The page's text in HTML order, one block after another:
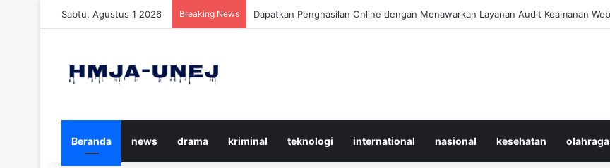
Sabtu, Agustus 1 2026 Breaking News Cara Efektif Merawat Shuttlecock Badminton Agar Tahan Lama Saat Digunakan
Beranda news drama kriminal teknologi international nasional kesehatan olahraga